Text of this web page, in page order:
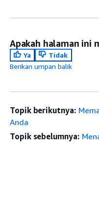
Apakah halaman ini
Ya
Tidak
Berikan umpan balik
Topik berikutnya:
Anda
Topik sebelumnya: